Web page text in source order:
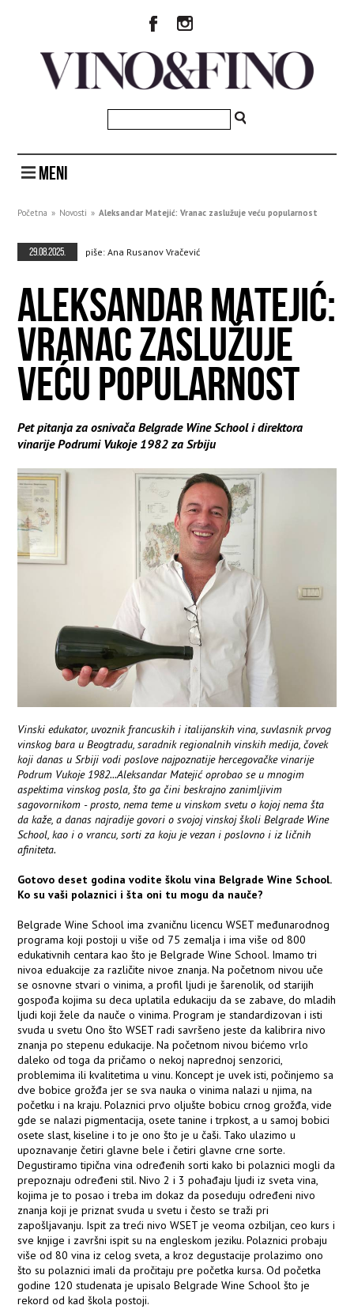
MENI
Početna » Novosti » Aleksandar Matejić: Vranac zaslužuje veću popularnost
29.08.2025. piše: Ana Rusanov Vračević
ALEKSANDAR MATEJIĆ:
VRANAC ZASLUŽUJE
VEĆU POPULARNOST
Pet pitanja za osnivača Belgrade Wine School i direktora
vinarije Podrumi Vukoje 1982 za Srbiju
Vinski edukator, uvoznik francuskih i italijanskih vina, suvlasnik prvog
vinskog bara u Beogtradu, saradnik regionalnih vinskih medija, čovek
koji danas u Srbiji vodi poslove najpoznatije hercegovačke vinarije
Podrum Vukoje 1982...Aleksandar Matejić oprobao se u mnogim
aspektima vinskog posla, što ga čini beskrajno zanimljivim
sagovornikom - prosto, nema teme u vinskom svetu o kojoj nema šta
da kaže, a danas najradije govori o svojoj vinskoj školi Belgrade Wine
School, kao i o vrancu, sorti za koju je vezan i poslovno i iz ličnih
afiniteta.
Gotovo deset godina vodite školu vina Belgrade Wine School.
Ko su vaši polaznici i šta oni tu mogu da nauče?
Belgrade Wine School ima zvaničnu licencu WSET međunarodnog
programa koji postoji u više od 75 zemalja i ima više od 800
edukativnih centara kao što je Belgrade Wine School. Imamo tri
nivoa eduakcije za različite nivoe znanja. Na početnom nivou uče
se osnovne stvari o vinima, a profil ljudi je šarenolik, od starijih
gospođa kojima su deca uplatila edukaciju da se zabave, do mladih
ljudi koji žele da nauče o vinima. Program je standardizovan i isti
svuda u svetu Ono što WSET radi savršeno jeste da kalibrira nivo
znanja po stepenu edukacije. Na početnom nivou bićemo vrlo
daleko od toga da pričamo o nekoj naprednoj senzorici,
problemima ili kvalitetima u vinu. Koncept je uvek isti, počinjemo sa
dve bobice grožđa jer se sva nauka o vinima nalazi u njima, na
početku i na kraju. Polaznici prvo oljušte bobicu crnog grožđa, vide
gde se nalazi pigmentacija, osete tanine i trpkost, a u samoj bobici
osete slast, kiseline i to je ono što je u čaši. Tako ulazimo u
upoznavanje četiri glavne bele i četiri glavne crne sorte.
Degustiramo tipična vina određenih sorti kako bi polaznici mogli da
prepoznaju određeni stil. Nivo 2 i 3 pohađaju ljudi iz sveta vina,
kojima je to posao i treba im dokaz da poseduju određeni nivo
znanja koji je priznat svuda u svetu i često se traži pri
zapošljavanju. Ispit za treći nivo WSET je veoma ozbiljan, ceo kurs i
sve knjige i završni ispit su na engleskom jeziku. Polaznici probaju
više od 80 vina iz celog sveta, a kroz degustacije prolazimo ono
što su polaznici imali da pročitaju pre početka kursa. Od početka
godine 120 studenata je upisalo Belgrade Wine School što je
rekord od kad škola postoji.